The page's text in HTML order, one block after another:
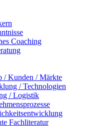
Coaching
/ Kunden / Märkte
/ Technologien
/ Logistik
Fachliteratur